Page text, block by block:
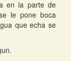
en la parte de
le pone boca
que echa se